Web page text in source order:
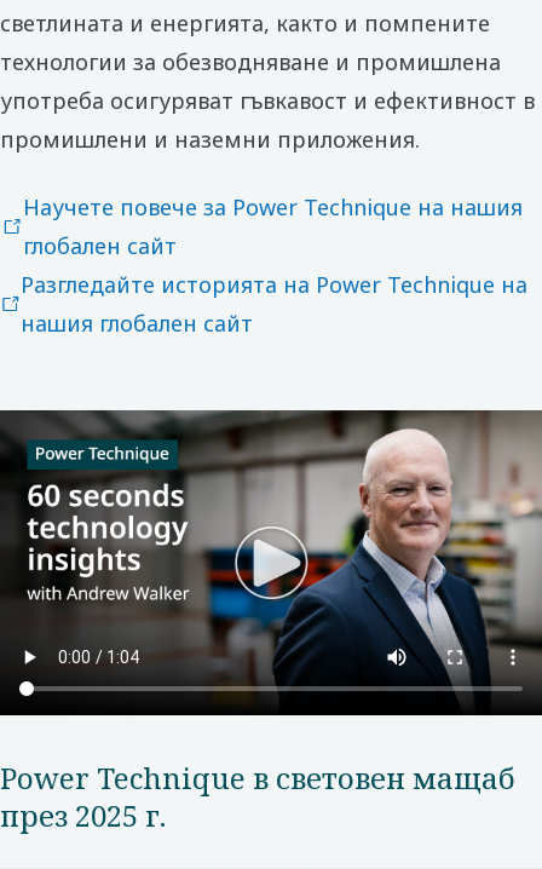
светлината и енергията, както и помпените
технологии за обезводняване и промишлена
употреба осигуряват гъвкавост и ефективност в
промишлени и наземни приложения.
Научете повече за Power Technique на нашия
глобален сайт
Разгледайте историята на Power Technique на
нашия глобален сайт
Power Technique в световен мащаб
през 2025 г.